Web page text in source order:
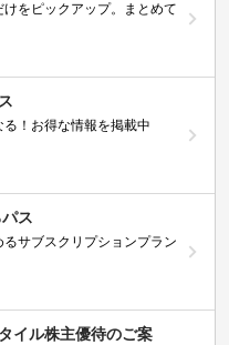
をピックアップ。まとめて
！お得な情報を掲載中
ス
サブスクリプションプラン
イル株主優待のご案